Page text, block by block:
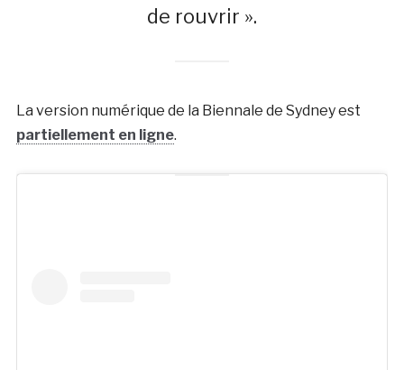
de rouvrir ».
La version numérique de la Biennale de Sydney est
partiellement en ligne.